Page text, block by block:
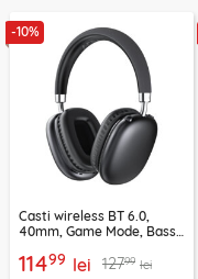
-10%
Casti wireless BT 6.0,
40mm, Game Mode, Bass
11499 lei 12799 lei